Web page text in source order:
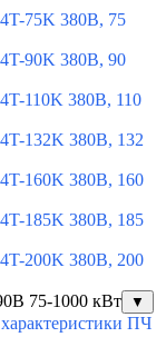
75K 380В, 75
90K 380В, 90
110K 380В, 110
132K 380В, 132
160K 380В, 160
185K 380В, 185
200K 380В, 200
75-1000 кВт
▼
ПЧ